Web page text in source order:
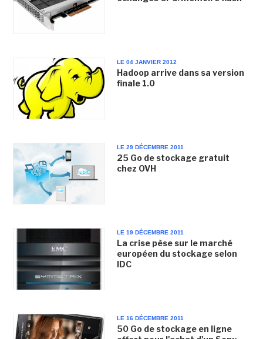
LE 04 JANVIER 2012
Hadoop arrive dans sa version
finale 1.0
LE 29 DÉCEMBRE 2011
25 Go de stockage gratuit
chez OVH
LE 19 DÉCEMBRE 2011
La crise pèse sur le marché
européen du stockage selon
IDC
LE 16 DÉCEMBRE 2011
50 Go de stockage en ligne